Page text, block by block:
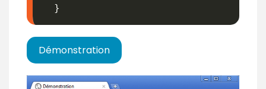
  }
Démonstration